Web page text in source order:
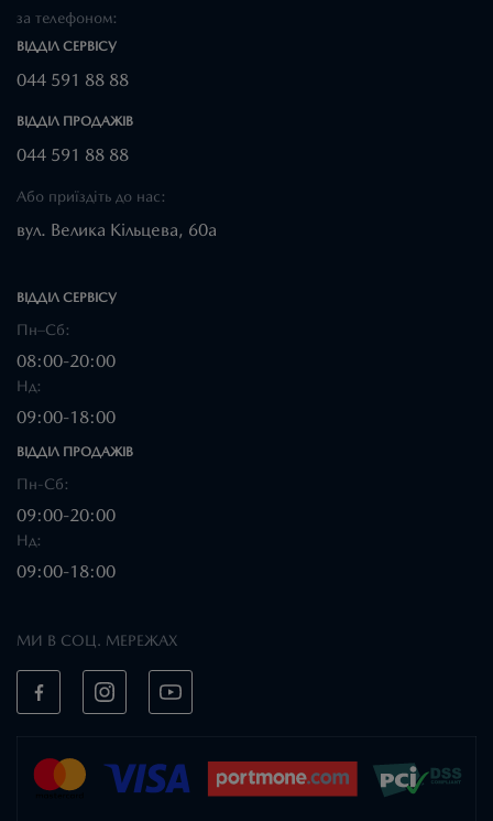
за телефоном:
ВІДДІЛ CЕРВІСУ
044 591 88 88
ВІДДІЛ ПРОДАЖІВ
044 591 88 88
Або приїздіть до нас:
вул. Велика Кільцева, 60а
ВІДДІЛ CЕРВІСУ
Пн–Сб:
08:00-20:00
Нд:
09:00-18:00
ВІДДІЛ ПРОДАЖІВ
Пн-Сб:
09:00-20:00
Нд:
09:00-18:00
МИ В СОЦ. МЕРЕЖАХ